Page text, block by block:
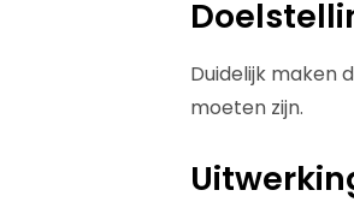
Duidelijk maken
moeten zijn.